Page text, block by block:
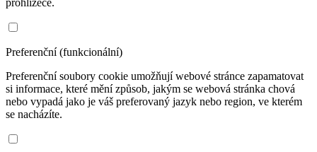
prohlížeče.
Preferenční (funkcionální)
Preferenční soubory cookie umožňují webové stránce zapamatovat
si informace, které mění způsob, jakým se webová stránka chová
nebo vypadá jako je váš preferovaný jazyk nebo region, ve kterém
se nacházíte.